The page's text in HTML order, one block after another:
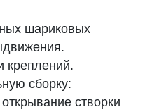
шариковых
креплений.
сборку:
створки